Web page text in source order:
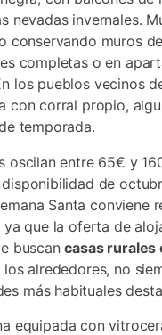
nevadas invernales.
conservando muros
completas o en
los pueblos vecinos
con corral propio,
temporada.
oscilan entre 65€ y
de
Santa conviene
ya que la oferta de
buscancasas rurales
los alrededores, no
más habituales
equipada con